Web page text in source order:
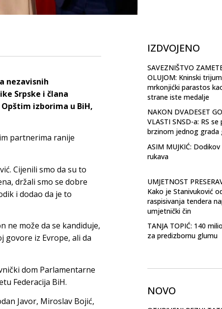
nezavisnih
Srpske i člana
izborima u BiH,
partnerima ranije
Cijenili smo da su to
držali smo se dobre
i dodao da je to
ne može da se kandiduje,
govore iz Evrope, ali da
dom Parlamentarne
Federacija BiH.
Javor, Miroslav Bojić,
IZDVOJENO
SAVEZNIŠTVO
OLUJOM: Kninski
mrkonjićki parastos
strane iste medalje
NAKON DVADESET
VLASTI SNSD-a: RS se
brzinom jednog grada
ASIM MUJKIĆ: Dodikov
rukava
UMJETNOST
Kako je Stanivuković
raspisivanja tendera
umjetnički čin
TANJA TOPIĆ: 140
za predizbornu glumu
NOVO